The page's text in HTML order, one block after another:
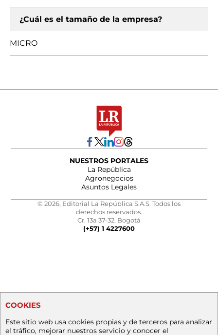
¿Cuál es el tamaño de la empresa?
MICRO
NUESTROS PORTALES
La República
Agronegocios
Asuntos Legales
© 2026, Editorial La República S.A.S. Todos los
derechos reservados.
Cr. 13a 37-32, Bogotá
(+57) 1 4227600
COOKIES
Este sitio web usa cookies propias y de terceros para analizar
el tráfico, mejorar nuestros servicio y conocer el